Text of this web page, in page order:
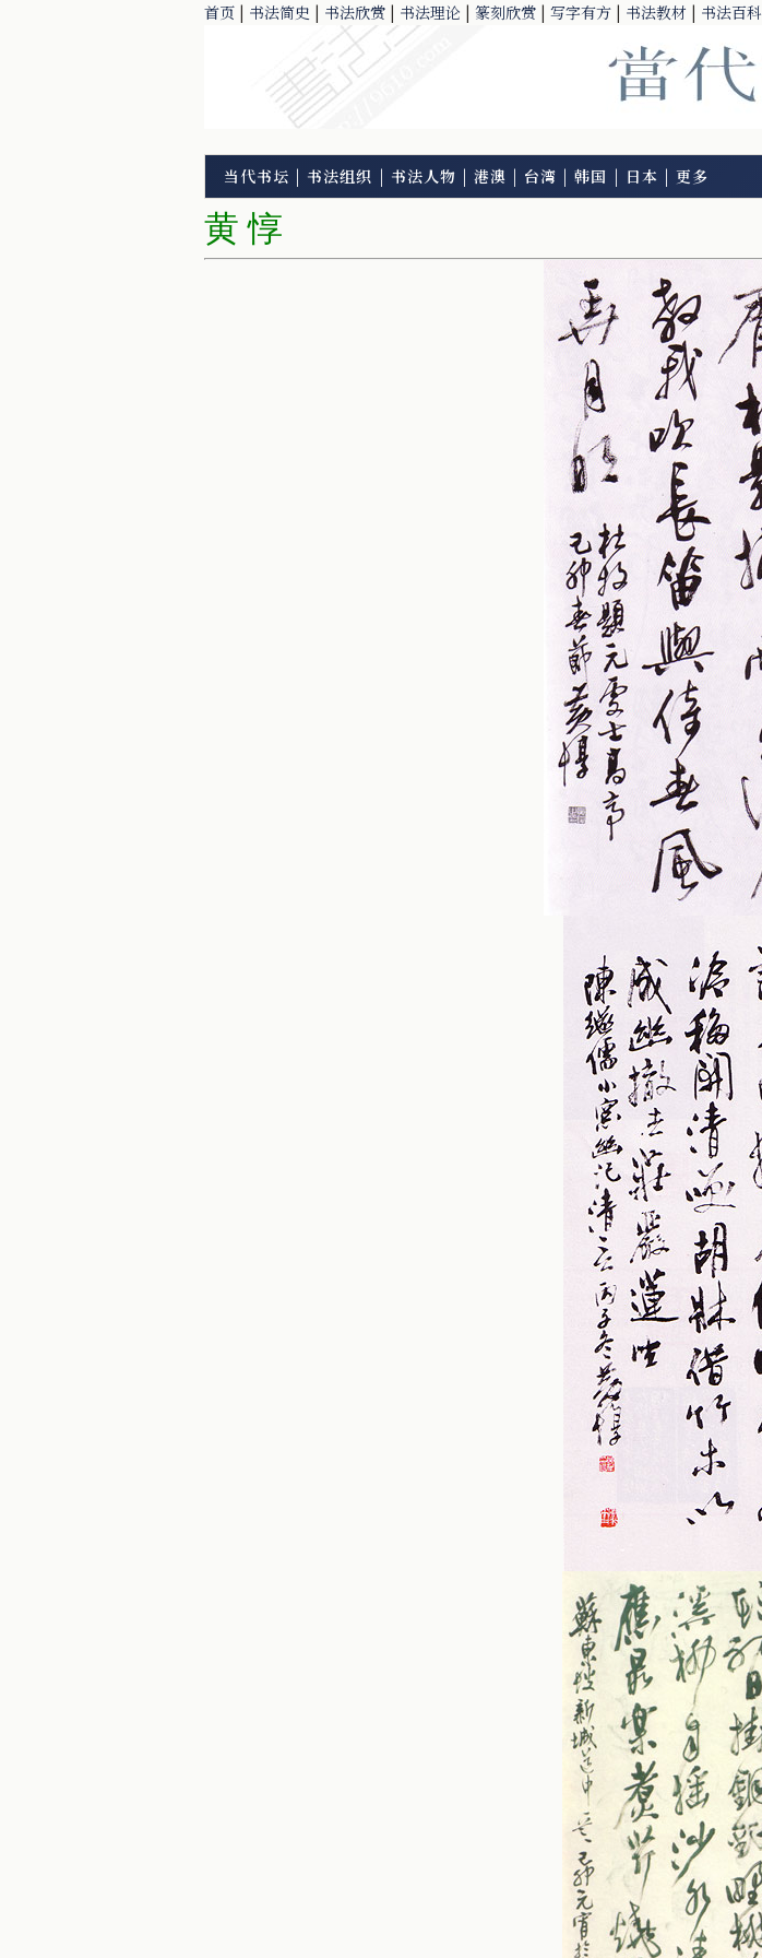
首页 | 书法简史 | 书法欣赏 | 书法理论 | 篆刻欣赏 | 写字有方 | 书法教材 | 书法百科
当代书坛 | 书法组织 | 书法人物 | 港澳 | 台湾 |韩国 | 日本 | 更多
黄 惇